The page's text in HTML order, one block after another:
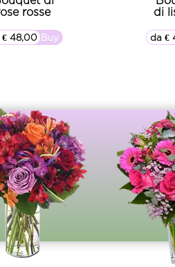
rosse
▷▷ Buy
€ 48,00
di
da €